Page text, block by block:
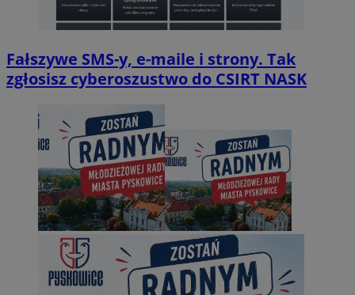
Fałszywe SMS-y, e-maile i strony. Tak
zgłosisz cyberoszustwo do CSIRT NASK